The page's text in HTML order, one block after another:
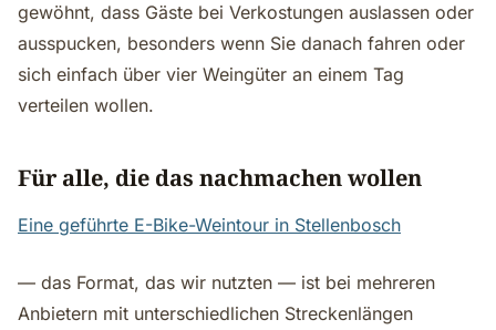
gewöhnt, dass Gäste bei Verkostungen auslassen oder
ausspucken, besonders wenn Sie danach fahren oder
sich einfach über vier Weingüter an einem Tag
verteilen wollen.
Für alle, die das nachmachen wollen
Eine geführte E-Bike-Weintour in Stellenbosch
— das Format, das wir nutzten — ist bei mehreren
Anbietern mit unterschiedlichen Streckenlängen